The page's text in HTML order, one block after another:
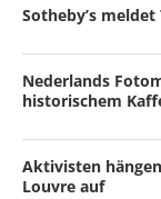
Sotheby’s
Nederlands
historischem
Aktivisten
Louvre auf